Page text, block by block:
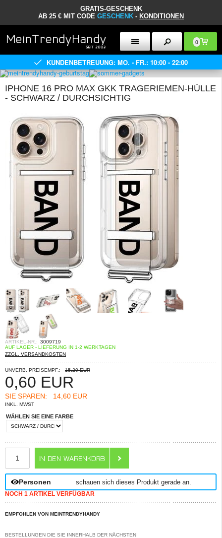
GRATIS-GESCHENK
AB 25 € MIT CODE GESCHENK - KONDITIONEN
0
KUNDENBETREUUNG: MO. - FR.: 10:00 - 22:00
IPHONE 16 PRO MAX GKK TRAGERIEMEN-HÜLLE
- SCHWARZ / DURCHSICHTIG
ARTIKEL-NR.: 3009719
AUF LAGER - LIEFERUNG IN 1-2 WERKTAGEN
ZZGL. VERSANDKOSTEN
UNVERB. PREISEMPF.: 15,20 EUR
0,60 EUR
SIE SPAREN: 14,60 EUR
INKL. MWST
WÄHLEN SIE EINE FARBE
Personen schauen sich dieses Produkt gerade an.
NOCH 1 ARTIKEL VERFÜGBAR
EMPFOHLEN VON MEINTRENDYHANDY
BESTELLUNGEN DIE SIE INNERHALB DER NÄCHSTEN